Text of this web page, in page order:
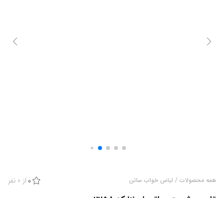
همه محصولات / لباس خواب ساتن 0 از 0 نفر